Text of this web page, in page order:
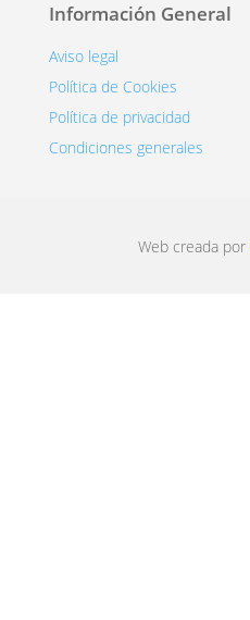
Información General
Aviso legal
Política de Cookies
Política de privacidad
Condiciones generales
Web creada por